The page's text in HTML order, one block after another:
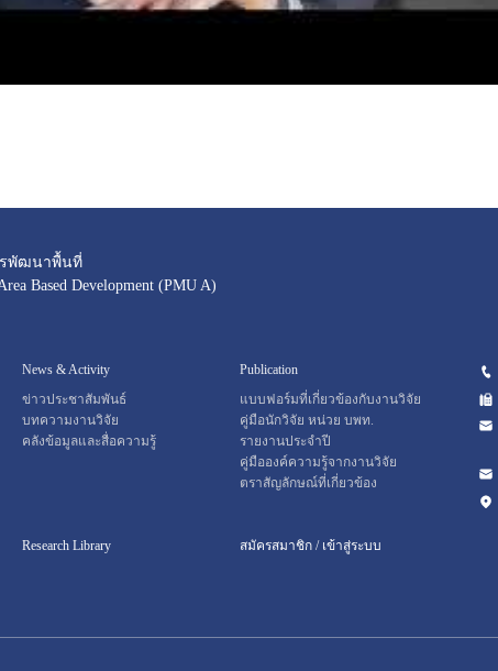
รพัฒนาพื้นที่
Based Development (PMU A)
News & Activity
ข่าวประชาสัมพันธ์
บทความงานวิจัย
คลังข้อมูลและสื่อความรู้
Publication
แบบฟอร์มที่เกี่ยวข้องกับงานวิจัย
คู่มือนักวิจัย หน่วย บพท.
รายงานประจำปี
คู่มือองค์ความรู้จากงานวิจัย
ตราสัญลักษณ์ที่เกี่ยวข้อง
Research Library สมัครสมาชิก / เข้าสู่ระบบ